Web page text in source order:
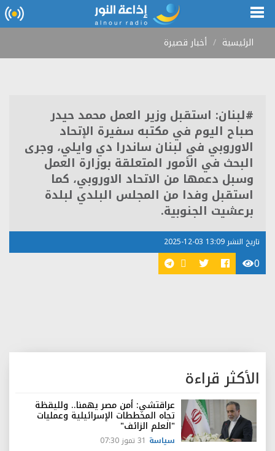
الرئيسية أخبار قصيرة
#لبنان: استقبل وزير العمل محمد حيدر
صباح اليوم في مكتبه سفيرة الإتحاد
الاوروبي في لبنان ساندرا دي وايلي، وجرى
البحث في الأمور المتعلقة بوزارة العمل
وسبل دعمها من الاتحاد الاوروبي، كما
استقبل وفدا من المجلس البلدي لبلدة
برعشيت الجنوبية.
تاريخ النشر 13:09 03-12-2025
0
الأكثر قراءة
عراقتشي: أمن مصر يهمنا.. ولليقظة
تجاه المخططات الإسرائيلية وعمليات
"العلم الزائف"
سياسة 31 تموز 07:30